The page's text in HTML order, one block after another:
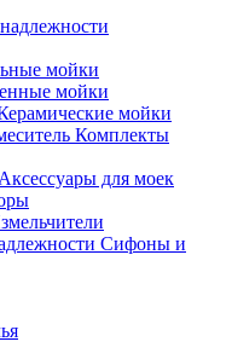
мойки
мойки
мойки
Комплекты
Аксессуары для моек
Сифоны и